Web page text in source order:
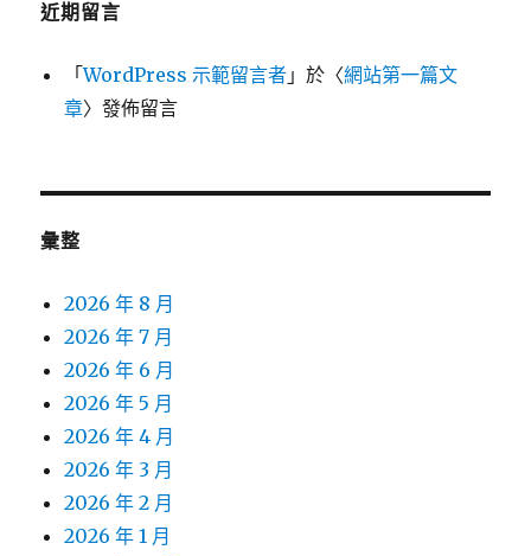
近期留言
「WordPress 示範留言者 」於〈網站第一篇文
章〉發佈留言
彙整
2026 年 8 月
2026 年 7 月
2026 年 6 月
2026 年 5 月
2026 年 4 月
2026 年 3 月
2026 年 2 月
2026 年 1 月